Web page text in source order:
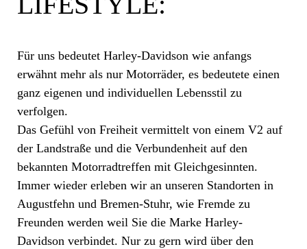
Für uns bedeutet Harley-Davidson wie anfangs
erwähnt mehr als nur Motorräder, es bedeutete einen
ganz eigenen und individuellen Lebensstil zu
verfolgen.
Das Gefühl von Freiheit vermittelt von einem V2 auf
der Landstraße und die Verbundenheit auf den
bekannten Motorradtreffen mit Gleichgesinnten.
Immer wieder erleben wir an unseren Standorten in
Augustfehn und Bremen-Stuhr, wie Fremde zu
Freunden werden weil Sie die Marke Harley-
Davidson verbindet. Nur zu gern wird über den